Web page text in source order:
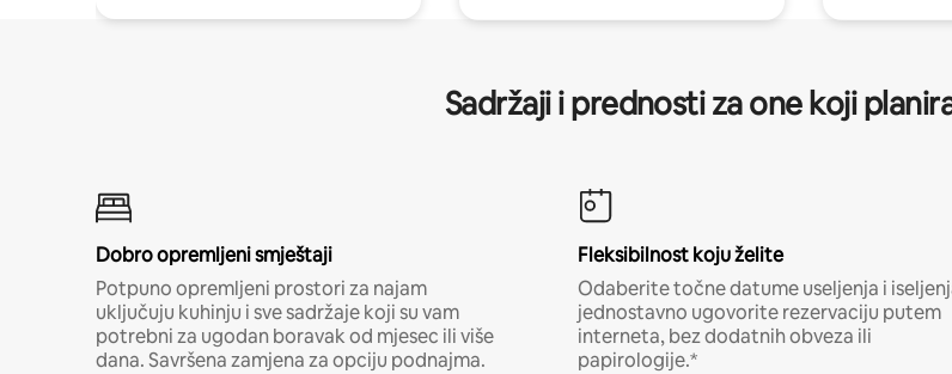
Sadržaji i prednosti za one koji
Dobro opremljeni smještaji
Potpuno opremljeni prostori za najam
uključuju kuhinju i sve sadržaje koji su vam
potrebni za ugodan boravak od mjesec ili više
dana. Savršena zamjena za opciju podnajma.
Fleksibilnost koju želite
Odaberite točne datume useljenja i
jednostavno ugovorite rezervaciju putem
interneta, bez dodatnih obveza ili
papirologije.*